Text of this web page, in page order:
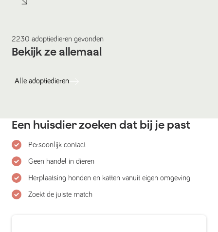
2230 adoptiedieren gevonden
Bekijk ze allemaal
Alle adoptiedieren
Een huisdier zoeken dat bij je past
Persoonlijk contact
Geen handel in dieren
Herplaatsing honden en katten vanuit eigen omgeving
Zoekt de juiste match